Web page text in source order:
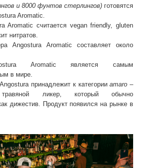
и 8000 фунтов стерлингов) готовятся
Aromatic.
Aromatic считается vegan friendly, gluten
нитратов.
Angostura Aromatic составляет около
Aromatic является самым
в мире.
принадлежит к категорииamaro –
травяной ликер, который обычно
дижестив. Продукт появился на рынке в